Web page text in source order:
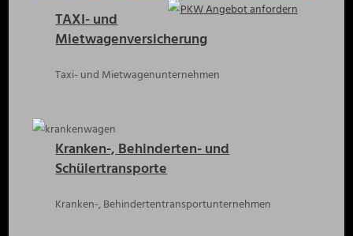
TAXI- und
Mietwagenversicherung
Taxi- und Mietwagenunternehmen
Kranken-, Behinderten- und
Schülertransporte
Kranken-, Behindertentransportunternehmen